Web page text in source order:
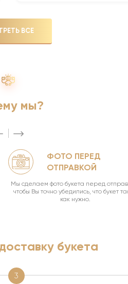
ВСЕ
мы?
ФОТО ПЕРЕД
ОТПРАВКОЙ
Мы сделаем фото букета перед
чтобы Вы точно убедились, что букет
как нужно.
букета
3